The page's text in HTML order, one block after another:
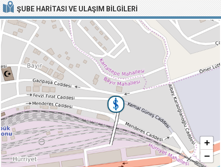
ŞUBE HARITASI VE ULAŞIM BILGILERI
+
−